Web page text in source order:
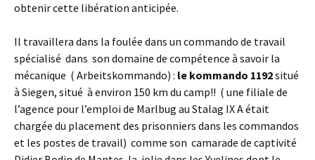
obtenir cette libération anticipée.
Il travaillera dans la foulée dans un commando de travail
spécialisé dans son domaine de compétence à savoir la
mécanique ( Arbeitskommando) : le kommando 1192situé
à Siegen, situé à environ 150 km du camp!! ( une filiale de
l’agence pour l’emploi de Marlbug au Stalag IX A était
chargée du placement des prisonniers dans les commandos
et les postes de travail) comme son camarade de captivité